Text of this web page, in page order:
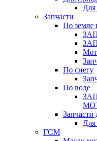
Запчасти
По земле
По снегу
По воде
Запчасти
Для
ГСМ